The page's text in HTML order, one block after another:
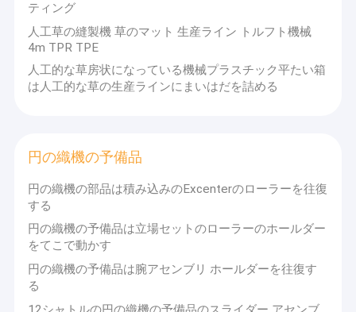
家
プロダクト
ティング
人工草の縫製機 草のマット 生産ライン トルフト機械
4m TPR TPE
人工的な草房状になっている機械プラスチック平たい箱
は人工的な草の生産ラインにまいはだを詰める
円の織機の予備品
円の織機の部品は積み込みのExcenterのローラーを往復
する
円の織機の予備品は立場セットのローラーのホールダー
をてこで動かす
円の織機の予備品は腕アセンブリ ホールダーを往復す
る
会社紹介
pp織機,非織機,モノフィラメント生産ライン粘着テープマシン,複
数の繊維を挤出する織り込み機械円形織機とスペアパーツなど
私たちはチャンジョウ,江苏州に位置しています. 私たちのすべて
の製品は,国際品質基準に準拠しています. 地元のサービス支店を